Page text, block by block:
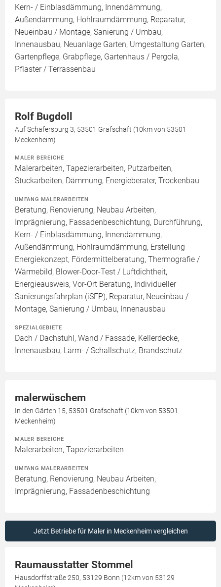
Kern- / Einblasdämmung, Innendämmung,
Außendämmung, Hohlraumdämmung, Reparatur,
Neueinbau / Montage, Sanierung / Umbau,
Innenausbau, Neuanlage Garten, Umgestaltung Garten,
Gartenpflege, Grabpflege, Gartenhaus / Pergola,
Pflaster / Terrassenbau
Rolf Bugdoll
Auf Schäfersburg 3, 53501 Grafschaft (10km von 53501
Meckenheim)
MALER BEREICHE
Malerarbeiten, Tapezierarbeiten, Putzarbeiten,
Stuckarbeiten, Dämmung, Energieberater, Trockenbau
UMFANG MALERARBEITEN
Beratung, Renovierung, Neubau Arbeiten,
Imprägnierung, Fassadenbeschichtung, Durchführung,
Kern- / Einblasdämmung, Innendämmung,
Außendämmung, Hohlraumdämmung, Erstellung
Energiekonzept, Fördermittelberatung, Thermografie /
Wärmebild, Blower-Door-Test / Luftdichtheit,
Energieausweis, Vor-Ort Beratung, Individueller
Sanierungsfahrplan (iSFP), Reparatur, Neueinbau /
Montage, Sanierung / Umbau, Innenausbau
SPEZIALGEBIETE
Dach / Dachstuhl, Wand / Fassade, Kellerdecke,
Innenausbau, Lärm- / Schallschutz, Brandschutz
malerwüschem
In den Gärten 15, 53501 Grafschaft (10km von 53501
Meckenheim)
MALER BEREICHE
Malerarbeiten, Tapezierarbeiten
UMFANG MALERARBEITEN
Beratung, Renovierung, Neubau Arbeiten,
Imprägnierung, Fassadenbeschichtung
Jetzt Betriebe für Maler in Meckenheim vergleichen
Raumausstatter Stommel
Hausdorffstraße 250, 53129 Bonn (12km von 53129